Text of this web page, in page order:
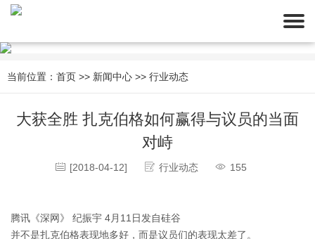
当前位置： 首页 >> 新闻中心 >> 行业动态
大获全胜 扎克伯格如何赢得与议员的当面
对峙
[2018-04-12] 行业动态 155
腾讯《深网》 纪振宇 4月11日发自硅谷
并不是扎克伯格表现地多好，而是议员们的表现太差了。